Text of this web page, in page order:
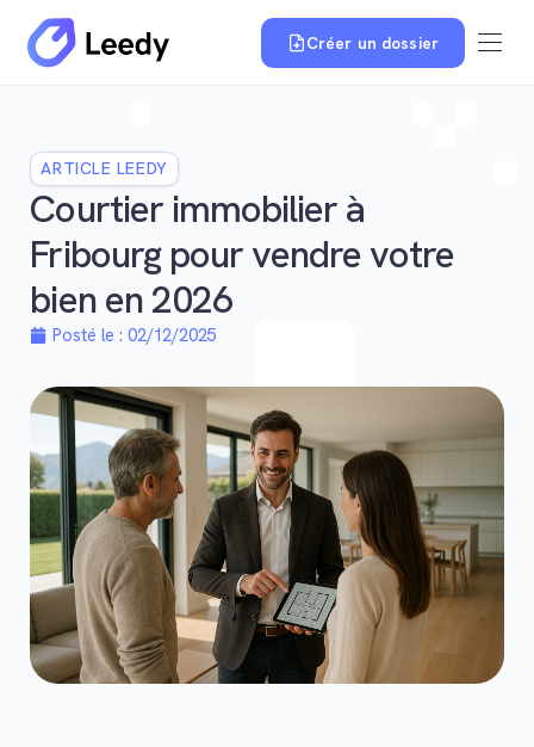
Créer un dossier
ARTICLE LEEDY
Courtier immobilier à
Fribourg pour vendre votre
bien en 2026
Posté le : 02/12/2025